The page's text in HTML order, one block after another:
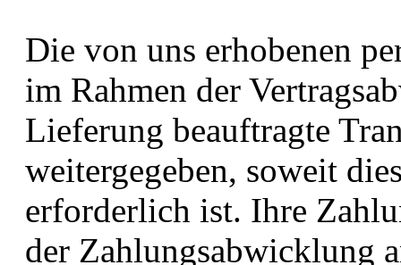
Die von uns erhobenen
im Rahmen der
Lieferung beauftragte
weitergegeben, soweit
erforderlich ist. Ihre
der Zahlungsabwicklung